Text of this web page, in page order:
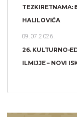
TEZKIRETNAMA:
HALILOVIĆA
09.07.2026.
26. KULTURNO-
ILMIJJE – NOVI